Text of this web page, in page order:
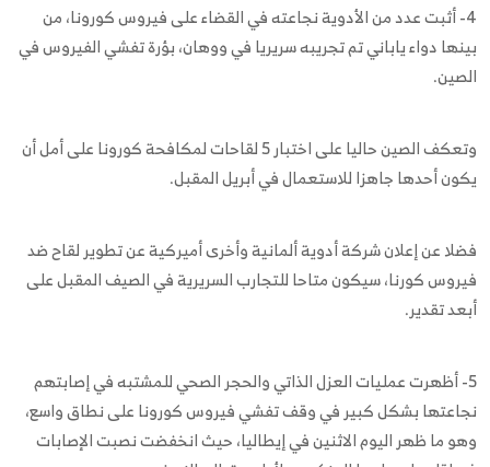
4- أثبت عدد من الأدوية نجاعته في القضاء على فيروس كورونا، من
بينها دواء ياباني تم تجريبه سريريا في ووهان، بؤرة تفشي الفيروس في
الصين.
وتعكف الصين حاليا على اختبار 5 لقاحات لمكافحة كورونا على أمل أن
يكون أحدها جاهزا للاستعمال في أبريل المقبل.
فضلا عن إعلان شركة أدوية ألمانية وأخرى أميركية عن تطوير لقاح ضد
فيروس كورنا، سيكون متاحا للتجارب السريرية في الصيف المقبل على
أبعد تقدير.
5- أظهرت عمليات العزل الذاتي والحجر الصحي للمشتبه في إصابتهم
نجاعتها بشكل كبير في وقف تفشي فيروس كورونا على نطاق واسع،
وهو ما ظهر اليوم الاثنين في إيطاليا، حيث انخفضت نصبت الإصابات